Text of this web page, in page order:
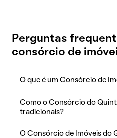
Perguntas
consórcio de
O que é um Consórcio de
Como o Consórcio do
tradicionais?
O Consórcio de Imóveis do